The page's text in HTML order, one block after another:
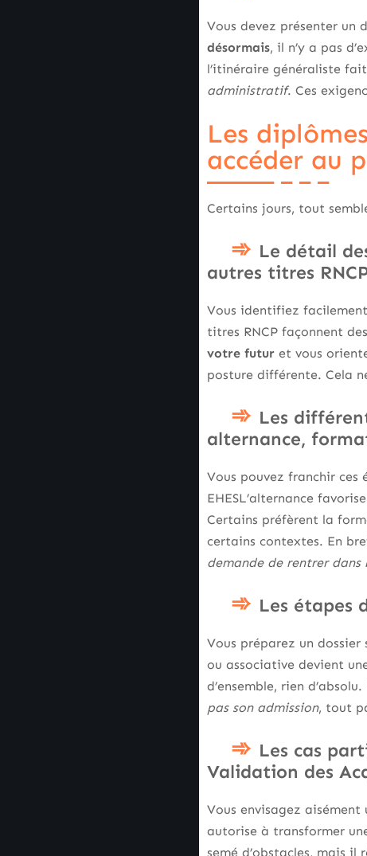
Vous devez présenter un
désormais, il n’y a pas
l’itinéraire généraliste
administratif. Ces
Les
accéder au
Certains jours, tout
Le détail
autres titres
Vous identifiez facilement
titres RNCP façonnent
votre futur et vous
posture différente. Cela
Les
alternance,
Vous pouvez franchir ces
EHESL’alternance
Certains préfèrent la
certains contextes. En
demande de rentrer dans
Les étapes
Vous préparez un
ou associative devient
d’ensemble, rien
pas son admission, tout
Les cas
Validation des
Vous envisagez
autorise à transformer
semé d’obstacles, mais